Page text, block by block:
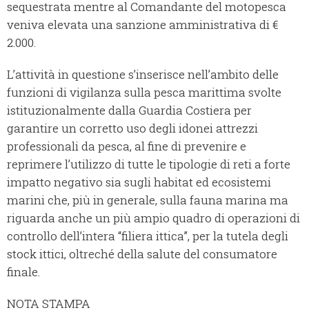
sequestrata mentre al Comandante del motopesca
veniva elevata una sanzione amministrativa di €
2.000.
L’attività in questione s’inserisce nell’ambito delle
funzioni di vigilanza sulla pesca marittima svolte
istituzionalmente dalla Guardia Costiera per
garantire un corretto uso degli idonei attrezzi
professionali da pesca, al fine di prevenire e
reprimere l’utilizzo di tutte le tipologie di reti a forte
impatto negativo sia sugli habitat ed ecosistemi
marini che, più in generale, sulla fauna marina ma
riguarda anche un più ampio quadro di operazioni di
controllo dell’intera “filiera ittica”, per la tutela degli
stock ittici, oltreché della salute del consumatore
finale.
NOTA STAMPA